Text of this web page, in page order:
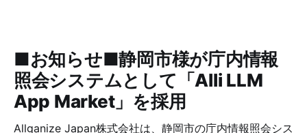
■お知らせ■静岡市様が庁内情報
照会システムとして「Alli LLM
App Market」を採用
Allganize Japan株式会社は、静岡市の庁内情報照会シス